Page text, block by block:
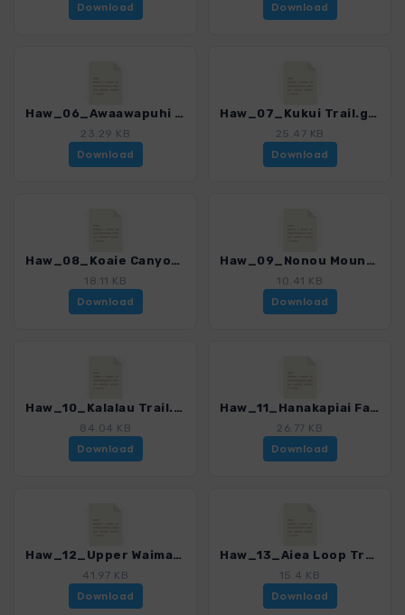
Download
Download
Haw_06_Awaawapuhi Trail.gpx
23.29 KB
Download
Haw_07_Kukui Trail.gpx
25.47 KB
Download
Haw_08_Koaie Canyon Trail.gpx
18.11 KB
Download
Haw_09_Nonou Mountain West Trail.gpx
10.41 KB
Download
Haw_10_Kalalau Trail.gpx
84.04 KB
Download
Haw_11_Hanakapiai Falls Trail.gpx
26.77 KB
Download
Haw_12_Upper Waimano Trail.gpx
41.97 KB
Download
Haw_13_Aiea Loop Trail.gpx
15.4 KB
Download